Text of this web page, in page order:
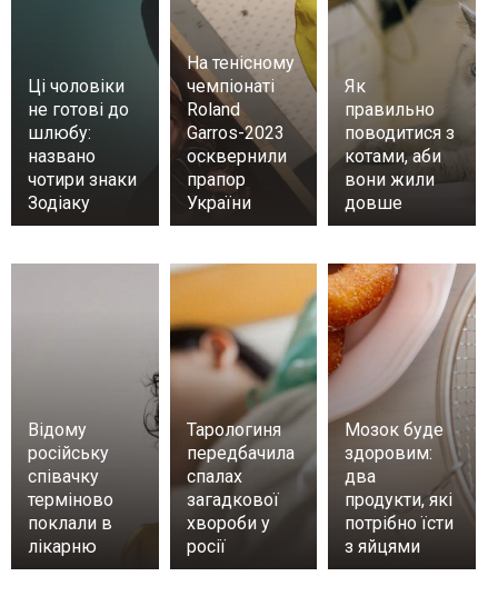
Ці чоловіки
не готові до
шлюбу:
названо
чотири знаки
Зодіаку
На тенісному
чемпіонаті
Roland
Garros-2023
осквернили
прапор
України
Як
правильно
поводитися з
котами, аби
вони жили
довше
Відому
російську
співачку
терміново
поклали в
лікарню
Тарологиня
передбачила
спалах
загадкової
хвороби у
росії
Мозок буде
здоровим:
два
продукти, які
потрібно їсти
з яйцями